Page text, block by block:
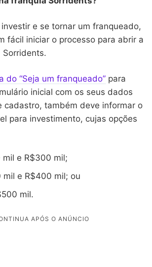
e se tornar um franqueado,
fácil iniciar o processo para abrir a
Sorridents.
do “Seja um franqueado” para
inicial com os seus dados
cadastro, também deve informar o
para investimento, cujas opções
mil e R$300 mil;
mil e R$400 mil; ou
mil.